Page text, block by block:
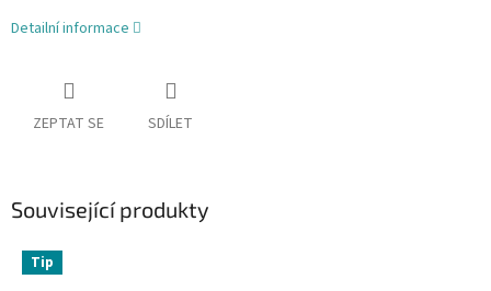
Detailní informace
ZEPTAT SE SDÍLET
Související produkty
Tip